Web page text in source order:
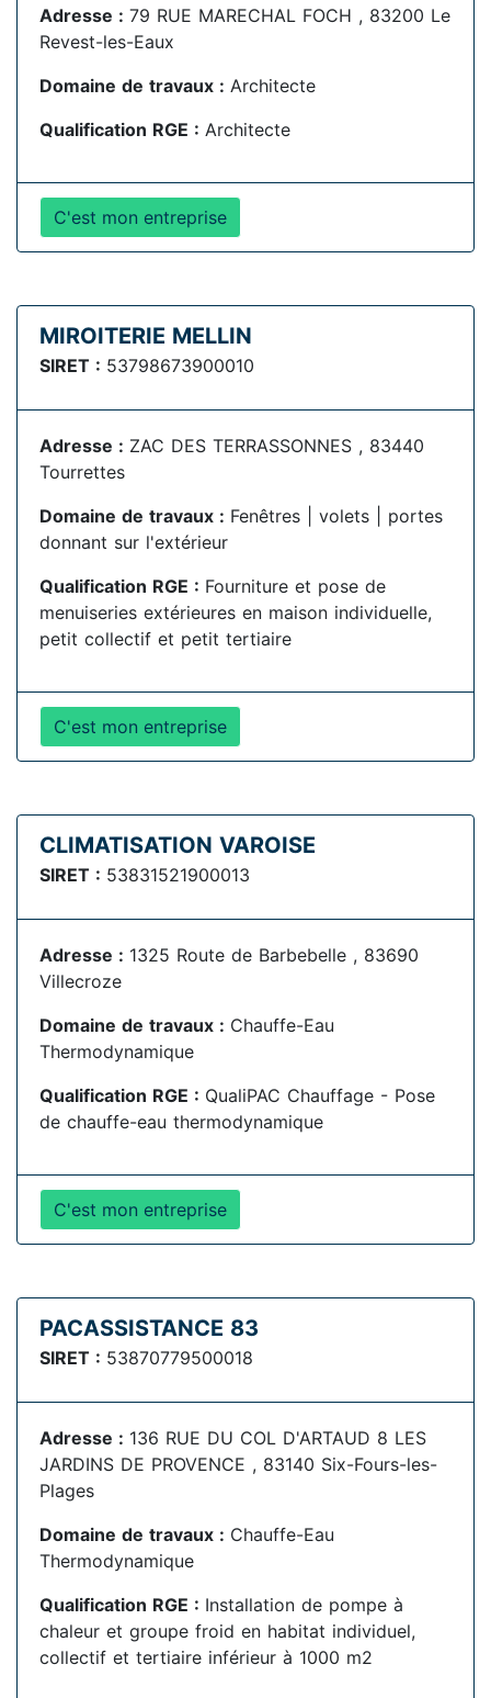
Adresse : 79 RUE MARECHAL FOCH , 83200 Le
Revest-les-Eaux
Domaine de travaux : Architecte
Qualification RGE : Architecte
C'est mon entreprise
MIROITERIE MELLIN
SIRET : 53798673900010
Adresse : ZAC DES TERRASSONNES , 83440
Tourrettes
Domaine de travaux : Fenêtres | volets | portes
donnant sur l'extérieur
Qualification RGE : Fourniture et pose de
menuiseries extérieures en maison individuelle,
petit collectif et petit tertiaire
C'est mon entreprise
CLIMATISATION VAROISE
SIRET : 53831521900013
Adresse : 1325 Route de Barbebelle , 83690
Villecroze
Domaine de travaux : Chauffe-Eau
Thermodynamique
Qualification RGE : QualiPAC Chauffage - Pose
de chauffe-eau thermodynamique
C'est mon entreprise
PACASSISTANCE 83
SIRET : 53870779500018
Adresse : 136 RUE DU COL D'ARTAUD 8 LES
JARDINS DE PROVENCE , 83140 Six-Fours-les-
Plages
Domaine de travaux : Chauffe-Eau
Thermodynamique
Qualification RGE : Installation de pompe à
chaleur et groupe froid en habitat individuel,
collectif et tertiaire inférieur à 1000 m2